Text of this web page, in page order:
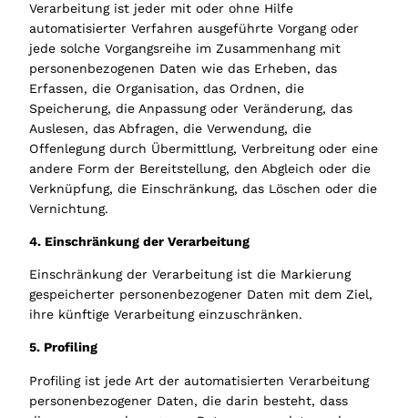
Verarbeitung ist jeder mit oder ohne Hilfe
automatisierter Verfahren ausgeführte Vorgang oder
jede solche Vorgangsreihe im Zusammenhang mit
personenbezogenen Daten wie das Erheben, das
Erfassen, die Organisation, das Ordnen, die
Speicherung, die Anpassung oder Veränderung, das
Auslesen, das Abfragen, die Verwendung, die
Offenlegung durch Übermittlung, Verbreitung oder eine
andere Form der Bereitstellung, den Abgleich oder die
Verknüpfung, die Einschränkung, das Löschen oder die
Vernichtung.
4. Einschränkung der Verarbeitung
Einschränkung der Verarbeitung ist die Markierung
gespeicherter personenbezogener Daten mit dem Ziel,
ihre künftige Verarbeitung einzuschränken.
5. Profiling
Profiling ist jede Art der automatisierten Verarbeitung
personenbezogener Daten, die darin besteht, dass